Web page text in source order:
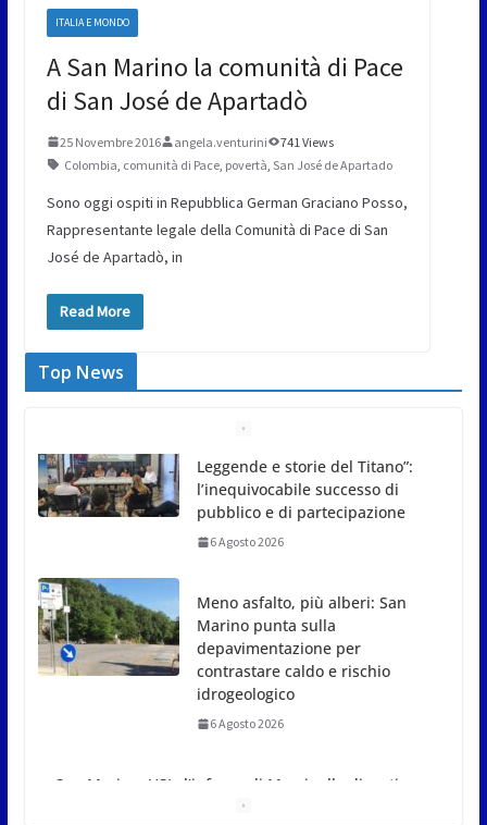
ITALIA E MONDO
A San Marino la comunità di Pace
di San José de Apartadò
25 Novembre 2016 angela.venturini
741 Views
Colombia comunità di Pace, povertà San José de Apartado
Sono oggi ospiti in Repubblica German Graciano Posso,
Rappresentante legale della Comunità di Pace di San
José de Apartadò, in
Read More
Top News
Meno asfalto, più alberi: San
Marino punta sulla
depavimentazione per
contrastare caldo e rischio
6 Agosto 2026
San Marino. USL: l’inferno di
Marcinelle diventi monito e
memoria collettiva
6 Agosto 2026